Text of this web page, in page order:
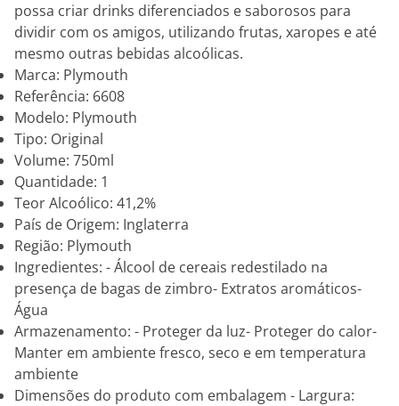
possa criar drinks diferenciados e saborosos para
dividir com os amigos, utilizando frutas, xaropes e até
mesmo outras bebidas alcoólicas.
Marca: Plymouth
Referência: 6608
Modelo: Plymouth
Tipo: Original
Volume: 750ml
Quantidade: 1
Teor Alcoólico: 41,2%
País de Origem: Inglaterra
Região: Plymouth
Ingredientes: - Álcool de cereais redestilado na
presença de bagas de zimbro- Extratos aromáticos-
Água
Armazenamento: - Proteger da luz- Proteger do calor-
Manter em ambiente fresco, seco e em temperatura
ambiente
Dimensões do produto com embalagem - Largura: